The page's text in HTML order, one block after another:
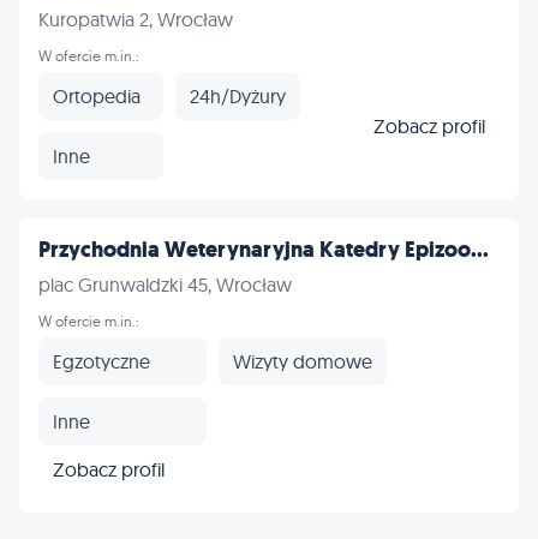
Kuropatwia 2, Wrocław
W ofercie m.in.:
Ortopedia 24h/Dyżury
Inne
Zobacz profil
Przychodnia Weterynaryjna Katedry Epizoo...
plac Grunwaldzki 45, Wrocław
W ofercie m.in.:
Egzotyczne Wizyty domowe
Inne
Zobacz profil